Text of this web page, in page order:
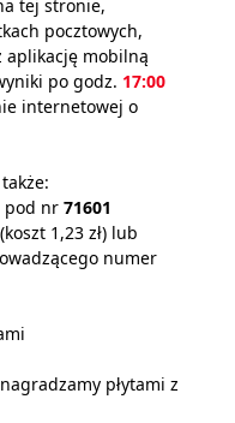
tej stronie,
pocztowych,
aplikację mobilną
po godz. 17:00
internetowej o
pod nr 71601
(koszt 1,23 zł) lub
numer
płytami z